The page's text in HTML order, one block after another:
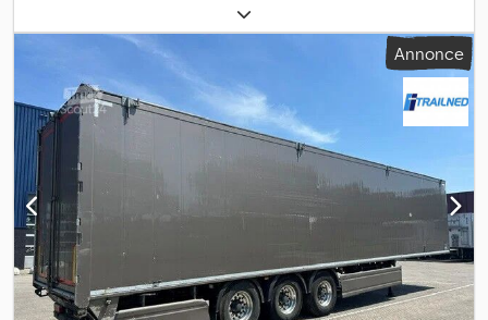
9 000 kg
autorisée (essieu 3):9 000 kg, première immatriculation:07/2018,
, dimension des pneus:
, couleur:
, Année de construction: 2018
, Dimensions des pneus :
385/65R22.5 Marque des essieux : JOST Freins : Freins à disque
Suspension : Suspension pneumatique Essieu arrière 1 : Essieu
relevable ; Charge maximale par essieu : 9 000 kg ; Usure des
pneus à gauche : 30 % ; Usure des pneus à droite : 30 % Essieu
arrière 2 : Charge maximale par essieu : 9 000 kg ; Usure des
pneus à gauche : 60 % ; Usure des pneus à droite : 60 % Essieu
arrière 3 : Charge maximale par essieu : 9 000 kg ; Usure des
pneus à gauche : 50 % ; Usure des pneus à droite : 50 % Poids à
vide : 7 950 kg Pour obtenir de plus amples informations, veuillez
contacter Bob Beukers. Cjdpjx Hgwvjfx Apbsrf
Annonce